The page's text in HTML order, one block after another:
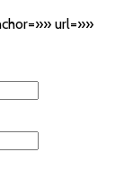
url=»»